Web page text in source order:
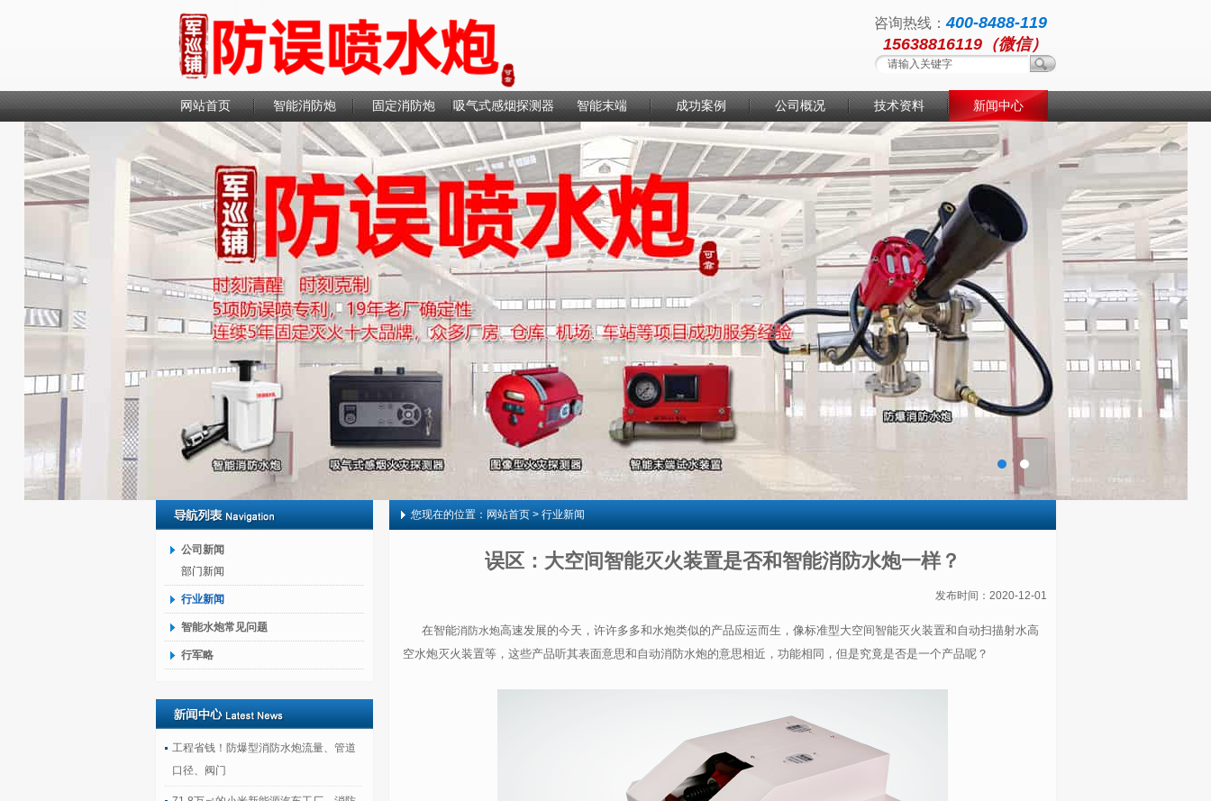
咨询热线：400-8488-119
15638816119（微信）
网站首页 智能消防炮 固定消防炮 吸气式感烟探测器 智能末端 成功案例 公司概况 技术资料 新闻中心
联系我们
公司新闻
部门新闻
行业新闻
智能水炮常见问题
行军略
工程省钱！防爆型消防水炮流量、管道
口径、阀门
您现在的位置： 网站首页> 行业新闻
误区：大空间智能灭火装置是否和智能消防水炮一样？
发布时间：2020-12-01
在智能消防水炮高速发展的今天，许许多多和水炮类似的产品应运而生，像标准型大空间智能灭火装置和自动扫描射水高
空水炮灭火装置等，这些产品听其表面意思和自动消防水炮的意思相近，功能相同，但是究竟是否是一个产品呢？